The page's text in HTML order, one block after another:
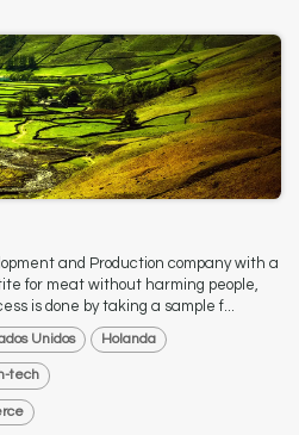
and Production company with a
for meat without harming people,
is done by taking a sample f...
Unidos Holanda
tech